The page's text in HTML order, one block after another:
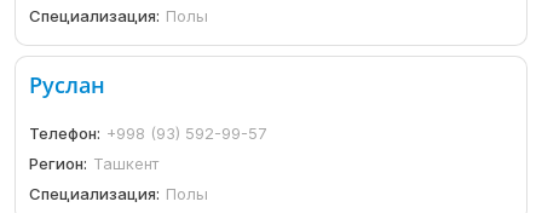
Специализация: Полы
Руслан
Телефон: +998 (93) 592-99-57
Регион: Ташкент
Специализация: Полы